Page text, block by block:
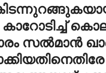
സല്‍മാന്‍